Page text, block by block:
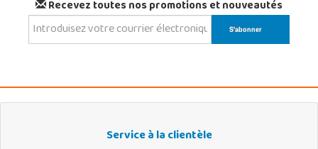
Recevez toutes nos promotions et nouveautés
Service à la clientèle